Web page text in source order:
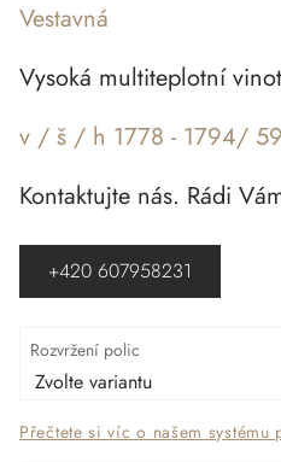
Rozvržení polic
Přečtete si víc o našem systému
Vestavná
Vysoká multiteplotní
v / š / h 1778 - 1794/
Kontaktujte nás. Rádi
+420 607958231